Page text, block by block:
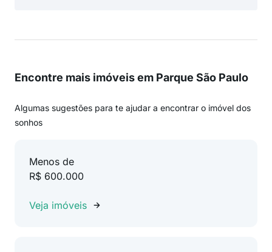
Encontre mais imóveis em Parque São Paulo
Algumas sugestões para te ajudar a encontrar o imóvel dos
sonhos
Menos de
R$ 600.000
Veja imóveis